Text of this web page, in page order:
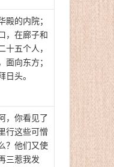
殿的内院；
，在廊子和
十五个人，
面向东方；
日头。
，你看见了
行这些可憎
？他们又使
三惹我发